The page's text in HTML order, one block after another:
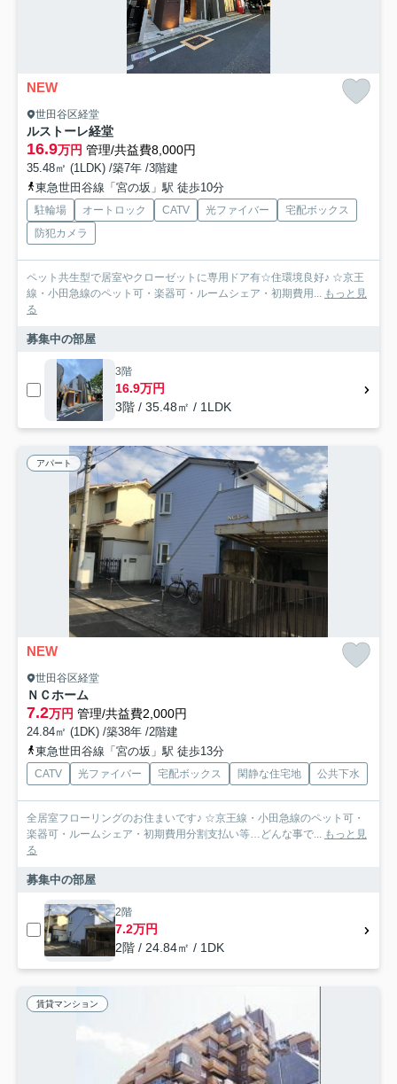
NEW
世田谷区経堂
ルストーレ経堂
16.9万円 管理/共益費8,000円
35.48㎡ (1LDK) /築7年 /3階建
東急世田谷線「宮の坂」駅 徒歩10分
駐輪場 オートロック CATV 光ファイバー
宅配ボックス
防犯カメラ
ペット共生型で居室やクローゼットに専用ドア有☆住環境良好♪ ☆京王
線・小田急線のペット可・楽器可・ルームシェア・初期費用... もっと見
る
募集中の部屋
3階
16.9万円
3階 / 35.48㎡ / 1LDK
アパート
NEW
世田谷区経堂
ＮＣホーム
7.2万円 管理/共益費2,000円
24.84㎡ (1DK) /築38年 /2階建
東急世田谷線「宮の坂」駅 徒歩13分
CATV 光ファイバー 宅配ボックス 閑静な住宅地 公共下水
全居室フローリングのお住まいです♪ ☆京王線・小田急線のペット可・
楽器可・ルームシェア・初期費用分割支払い等…どんな事で...
もっと見
る
募集中の部屋
2階
7.2万円
2階 / 24.84㎡ / 1DK
賃貸マンション